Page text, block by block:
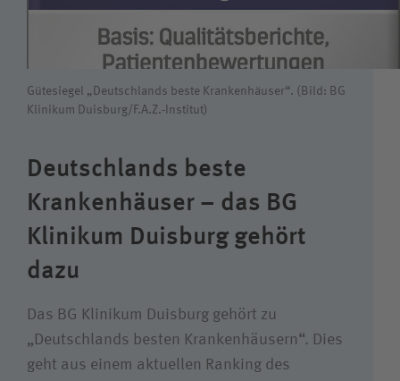
Wie können wir Ihnen helfen?
Suchwert
Gütesiegel „Deutschlands beste Krankenhäuser“. (Bild: BG
Klinikum Duisburg/F.A.Z.-Institut)
Deutschlands beste
Krankenhäuser – das BG
Klinikum Duisburg gehört
dazu
Das BG Klinikum Duisburg gehört zu
„Deutschlands besten Krankenhäusern“. Dies
geht aus einem aktuellen Ranking des